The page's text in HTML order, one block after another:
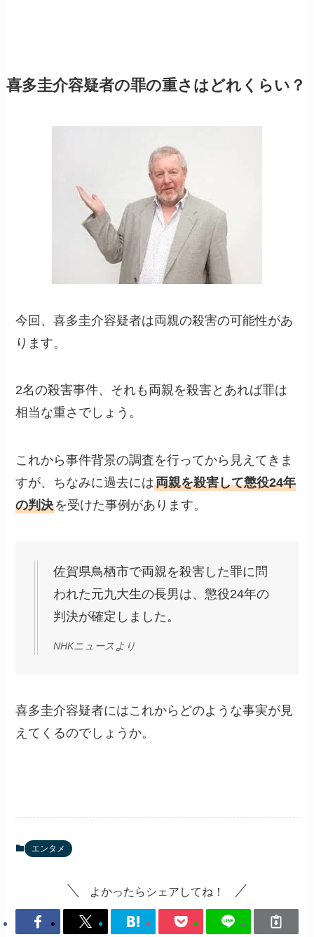
喜多圭介容疑者の罪の重さはどれくらい？
今回、喜多圭介容疑者は両親の殺害の可能性があ
ります。
2名の殺害事件、それも両親を殺害とあれば罪は
相当な重さでしょう。
これから事件背景の調査を行ってから見えてきま
すが、ちなみに過去には両親を殺害して懲役24年
の判決を受けた事例があります。
佐賀県鳥栖市で両親を殺害した罪に問
われた元九大生の長男は、懲役24年の
判決が確定しました。
NHKニュースより
喜多圭介容疑者にはこれからどのような事実が見
えてくるのでしょうか。
エンタメ
よかったらシェアしてね！